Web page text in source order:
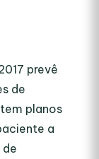
prevê
de
planos
a
de